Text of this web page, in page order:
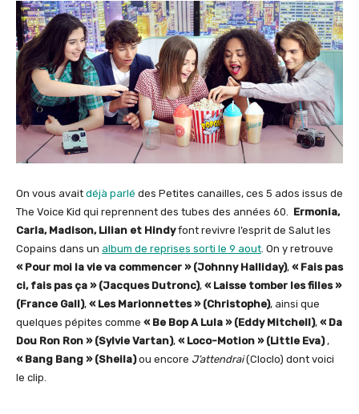
On vous avait déjà parlé des Petites canailles, ces 5 ados issus de
The Voice Kid qui reprennent des tubes des années 60. Ermonia,
Carla, Madison, Lilian et Hindyfont revivre l’esprit de Salut les
Copains dans un album de reprises sorti le 9 aout. On y retrouve
« Pour moi la vie va commencer » (Johnny Halliday), « Fais pas
ci, fais pas ça » (Jacques Dutronc), « Laisse tomber les filles »
(France Gall), « Les Marionnettes » (Christophe), ainsi que
quelques pépites comme « Be Bop A Lula » (Eddy Mitchell), « Da
Dou Ron Ron » (Sylvie Vartan), « Loco-Motion » (Little Eva),
« Bang Bang » (Sheila)ou encore J’attendrai(Cloclo) dont voici
le clip.